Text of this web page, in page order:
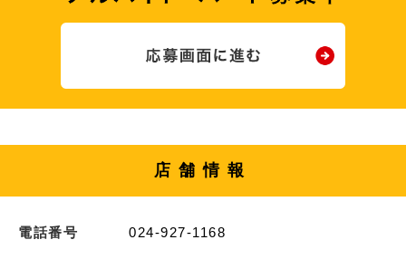
店舗情報
電話番号 024-927-1168